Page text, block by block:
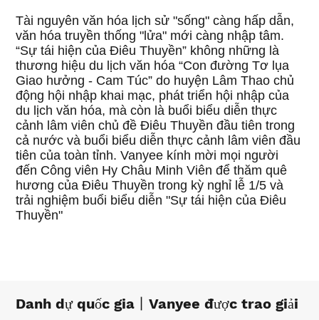
Tài nguyên văn hóa lịch sử "sống" càng hấp dẫn,
văn hóa truyền thống "lửa" mới càng nhập tâm.
“Sự tái hiện của Điêu Thuyền” không những là
thương hiệu du lịch văn hóa “Con đường Tơ lụa
Giao hưởng - Cam Túc” do huyện Lâm Thao chủ
động hội nhập khai mạc, phát triển hội nhập của
du lịch văn hóa, mà còn là buổi biểu diễn thực
cảnh lâm viên chủ đề Điêu Thuyền đầu tiên trong
cả nước và buổi biểu diễn thực cảnh lâm viên đầu
tiên của toàn tỉnh. Vanyee kính mời mọi người
đến Công viên Hy Châu Minh Viên để thăm quê
hương của Điêu Thuyền trong kỳ nghỉ lễ 1/5 và
trải nghiệm buổi biểu diễn "Sự tái hiện của Điêu
Thuyền"
Danh dự quốc gia丨Vanyee được trao giải